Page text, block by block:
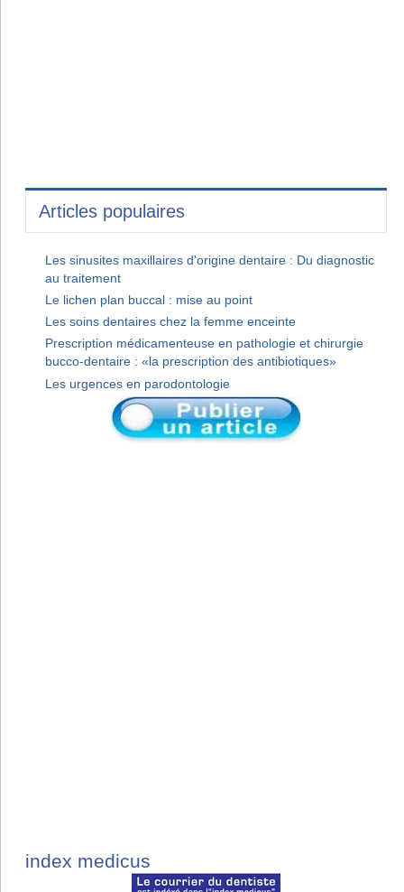
Articles populaires
Les sinusites maxillaires d'origine dentaire : Du diagnostic
au traitement
Le lichen plan buccal : mise au point
Les soins dentaires chez la femme enceinte
Prescription médicamenteuse en pathologie et chirurgie
bucco-dentaire : «la prescription des antibiotiques»
Les urgences en parodontologie
index medicus